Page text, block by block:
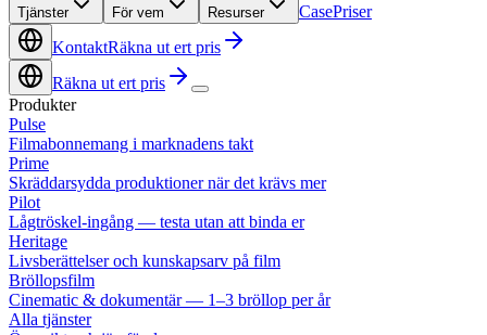
Tjänster För vem Resurser CasePriser
KontaktRäkna ut ert pris
Räkna ut ert pris
Produkter
Pulse
Filmabonnemang i marknadens takt
Prime
Skräddarsydda produktioner när det krävs mer
Pilot
Lågtröskel-ingång — testa utan att binda er
Heritage
Livsberättelser och kunskapsarv på film
Bröllopsfilm
Cinematic & dokumentär — 1–3 bröllop per år
Alla tjänster